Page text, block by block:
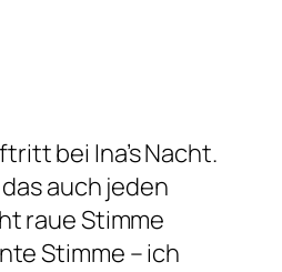
bei Ina’s Nacht.
auch jeden
raue Stimme
Stimme – ich